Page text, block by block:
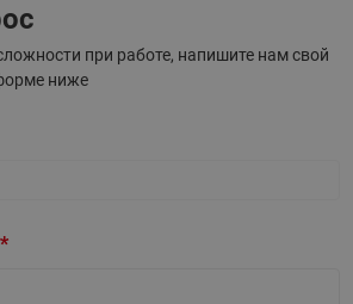
почти на 17 %.
тепла:доля
источников энергии составляет
нагрузки — до 20 %, ежегодная
при работе, напишите нам свой
ниже